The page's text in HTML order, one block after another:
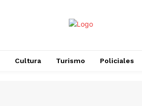
Cultura Turismo Policiales